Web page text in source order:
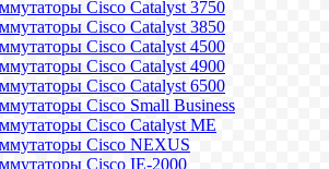
Cisco Catalyst 3750
Cisco Catalyst 3850
Cisco Catalyst 4500
Cisco Catalyst 4900
Cisco Catalyst 6500
Cisco Small Business
Cisco Catalyst ME
Cisco NEXUS
Cisco IE-2000